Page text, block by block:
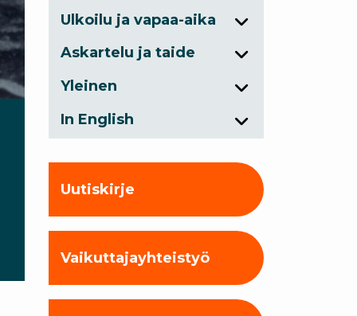
Ulkoilu ja vapaa-aika
Askartelu ja taide
Yleinen
In English
Uutiskirje
Vaikuttajayhteistyö